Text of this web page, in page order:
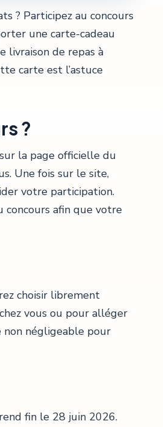
? Participez au concours
une carte-cadeau
livraison de repas à
carte est l’astuce
?
la page officielle du
Une fois sur le site,
votre participation.
afin que votre
choisir librement
vous ou pour alléger
non négligeable pour
fin le 28 juin 2026.